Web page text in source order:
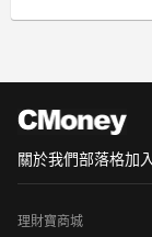
關於我們部落格加
理財寶商城